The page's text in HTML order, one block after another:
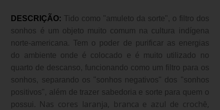
DESCRIÇÃO: Tido como "amuleto da sorte", o filtro dos
sonhos é um objeto muito comum na cultura indígena
norte-americana. Tem o poder de purificar as energias
do ambiente onde é colocado e é muito utilizado no
quarto de descanso, funcionando como um filtro para os
sonhos, separando os "sonhos negativos" dos "sonhos
positivos", além de trazer sabedoria e sorte para quem o
possui. Nas cores laranja, branca e azul de crochê,